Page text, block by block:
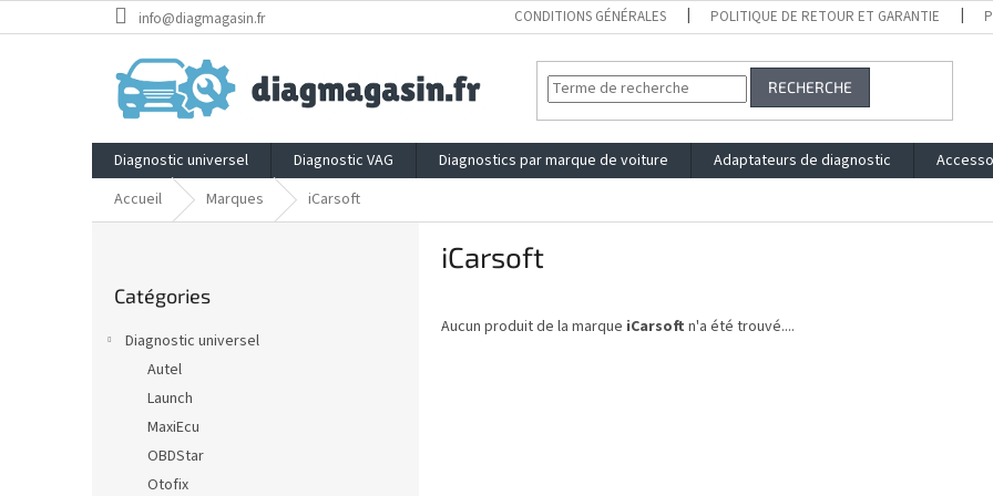
au
info@diagmagasin.fr CONDITIONS GÉNÉRALES POLITIQUE DE RETOUR ET GARANTIE
RECHERCHE
Diagnostic universel Diagnostic VAG Diagnostics par marque de voiture Adaptateurs de diagnostic
Accueil
Marques iCarsoft
les
Catégories
Diagnostic universel
Autel
Launch
MaxiEcu
OBDStar
Otofix
iCarsoft
Aucun produit de la marque iCarsoft n'a été trouvé....